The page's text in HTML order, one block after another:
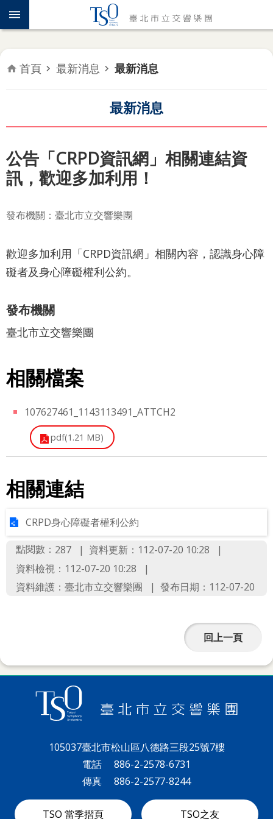
跳到主要內容區塊
認
識
年
音
樂
會
推
廣
育
最
消
息
宣
品
出
政
資
網
站
導
情
語
首頁 最新消息 最新消息
最新消息
公告「CRPD資訊網」相關連結資
訊，歡迎多加利用！
發布機關：臺北市立交響樂團
歡迎多加利用「CRPD資訊網」相關內容，認識身心障
礙者及身心障礙權利公約。
發布機關
臺北市立交響樂團
相關檔案
107627461_1143113491_ATTCH2
pdf(1.21 MB)
相關連結
CRPD身心障礙者權利公約
點閱數： 287
資料更新：112-07-20 10:28
資料檢視：112-07-20 10:28
資料維護：臺北市立交響樂團
發布日期：112-07-20
回上一頁
105037臺北市松山區八德路三段25號7樓
電話
886-2-2578-6731
傳真
886-2-2577-8244
TSO 當季摺頁 TSO之友